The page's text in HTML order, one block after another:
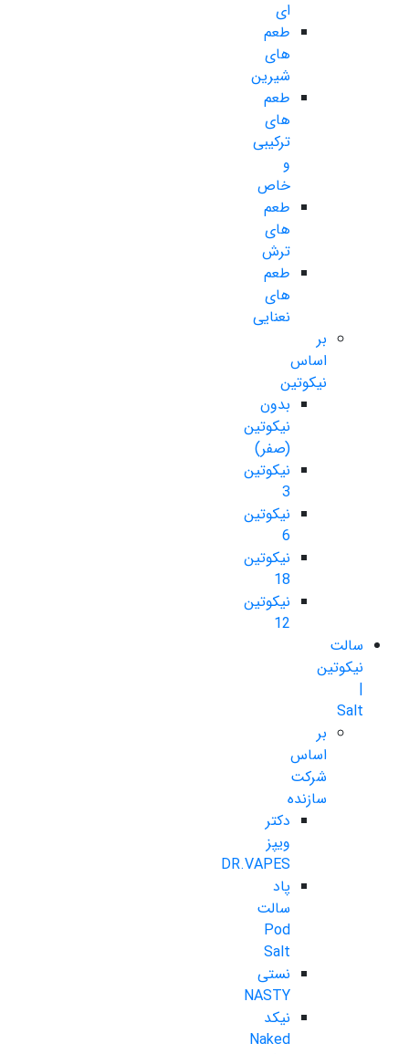
ای
طعم
های
شیرین
طعم
های
ترکیبی
و
خاص
طعم
های
ترش
طعم
های
نعنایی
بر
اساس
نیکوتین
بدون
نیکوتین
(صفر)
نیکوتین
3
نیکوتین
6
نیکوتین
18
نیکوتین
12
سالت
نیکوتین
|
Salt
بر
اساس
شرکت
سازنده
دکتر
ویپز
DR.VAPES
پاد
سالت
Pod
Salt
نستی
NASTY
نیکد
Naked